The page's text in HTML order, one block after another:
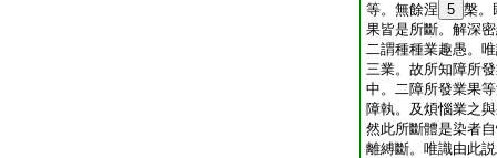
等。無餘涅 5 槃。
果皆是所斷。解深
二謂種種業趣愚。
三業。故所知障所
中。二障所發業果
障執。及煩惱業之
然此所斷體是染者
離縛斷。唯識由此